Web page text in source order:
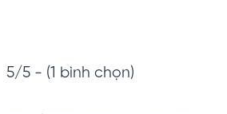
5/5 - (1 bình chọn)